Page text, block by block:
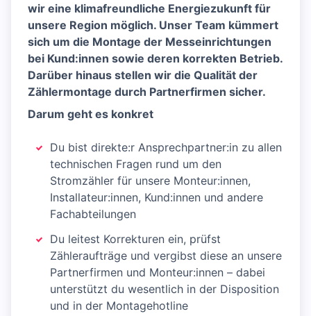
wir eine klimafreundliche Energiezukunft für
unsere Region möglich. Unser Team kümmert
sich um die Montage der Messeinrichtungen
bei Kund:innen sowie deren korrekten Betrieb.
Darüber hinaus stellen wir die Qualität der
Zählermontage durch Partnerfirmen sicher.
Darum geht es konkret
Du bist direkte:r Ansprechpartner:in zu allen
technischen Fragen rund um den
Stromzähler für unsere Monteur:innen,
Installateur:innen, Kund:innen und andere
Fachabteilungen
Du leitest Korrekturen ein, prüfst
Zähleraufträge und vergibst diese an unsere
Partnerfirmen und Monteur:innen – dabei
unterstützt du wesentlich in der Disposition
und in der Montagehotline